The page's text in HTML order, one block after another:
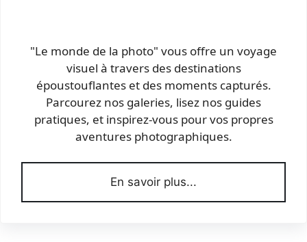
"Le monde de la photo" vous offre un voyage
visuel à travers des destinations
époustouflantes et des moments capturés.
Parcourez nos galeries, lisez nos guides
pratiques, et inspirez-vous pour vos propres
aventures photographiques.
En savoir plus...